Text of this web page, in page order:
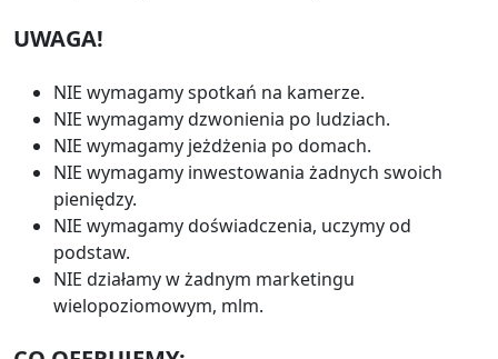
UWAGA!
NIE wymagamy spotkań na kamerze.
NIE wymagamy dzwonienia po ludziach.
NIE wymagamy jeżdżenia po domach.
NIE wymagamy inwestowania żadnych swoich
pieniędzy.
NIE wymagamy doświadczenia, uczymy od
podstaw.
NIE działamy w żadnym marketingu
wielopoziomowym, mlm.